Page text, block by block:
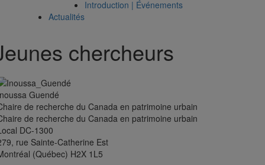
Introduction | Événements
Actualités
chercheurs
Guendé
de recherche du Canada en patrimoine urbain
de recherche du Canada en patrimoine urbain
DC-1300
rue Sainte-Catherine Est
(Québec) H2X 1L5